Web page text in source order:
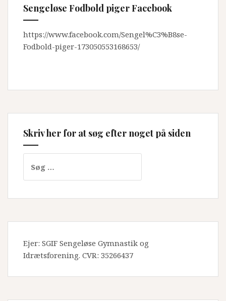
Sengeløse Fodbold piger Facebook
https://www.facebook.com/Sengel%C3%B8se-
Fodbold-piger-173050553168653/
Skriv her for at søg efter noget på siden
efter:
Ejer: SGIF Sengeløse Gymnastik og
Idrætsforening. CVR: 35266437